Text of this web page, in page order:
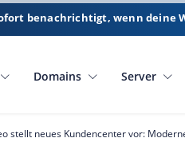
benachrichtigt, wenn deine
Domains Server
stellt neues Kundencenter vor: